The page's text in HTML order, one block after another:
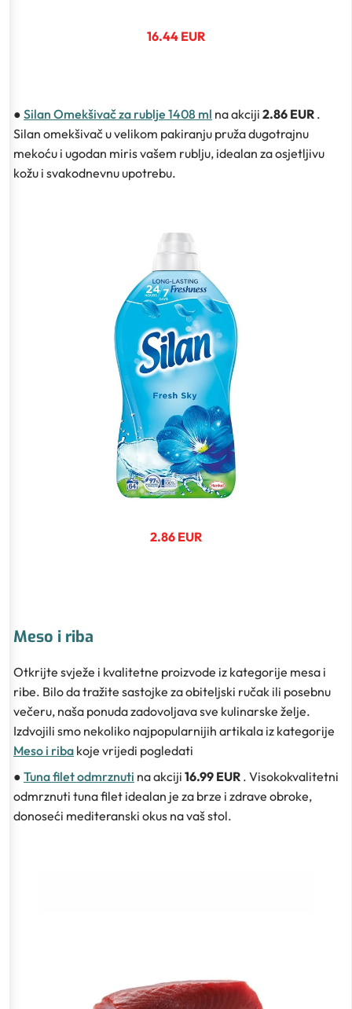
16.44 EUR
● Silan Omekšivač za rublje 1408 ml na akciji 2.86 EUR .
Silan omekšivač u velikom pakiranju pruža dugotrajnu
mekoću i ugodan miris vašem rublju, idealan za osjetljivu
kožu i svakodnevnu upotrebu.
2.86 EUR
Meso i riba
Otkrijte svježe i kvalitetne proizvode iz kategorije mesa i
ribe. Bilo da tražite sastojke za obiteljski ručak ili posebnu
večeru, naša ponuda zadovoljava sve kulinarske želje.
Izdvojili smo nekoliko najpopularnijih artikala iz kategorije
Meso i riba koje vrijedi pogledati
● Tuna filet odmrznuti na akciji 16.99 EUR . Visokokvalitetni
odmrznuti tuna filet idealan je za brze i zdrave obroke,
donoseći mediteranski okus na vaš stol.